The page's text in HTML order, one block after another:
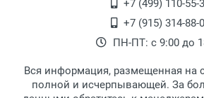
Самовывоз.
Оплата
наличными
выдачи товара.
Перечисление средств на
После того, как заказ
выдачи, наш менеджер
клиентом и оповещает
Для получения
+7 (499) 110-55-
+7 (915) 314-88-
ПН-ПТ: с 9:00 до
Вся информация, размещенная на
полной и исчерпывающей. За